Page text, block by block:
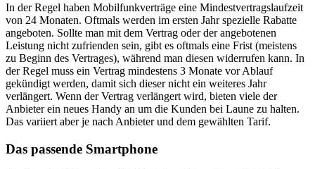
In der Regel haben Mobilfunkverträge eine Mindestvertragslaufzeit
von 24 Monaten. Oftmals werden im ersten Jahr spezielle Rabatte
angeboten. Sollte man mit dem Vertrag oder der angebotenen
Leistung nicht zufrienden sein, gibt es oftmals eine Frist (meistens
zu Beginn des Vertrages), während man diesen widerrufen kann. In
der Regel muss ein Vertrag mindestens 3 Monate vor Ablauf
gekündigt werden, damit sich dieser nicht ein weiteres Jahr
verlängert. Wenn der Vertrag verlängert wird, bieten viele der
Anbieter ein neues Handy an um die Kunden bei Laune zu halten.
Das variiert aber je nach Anbieter und dem gewählten Tarif.
Das passende Smartphone